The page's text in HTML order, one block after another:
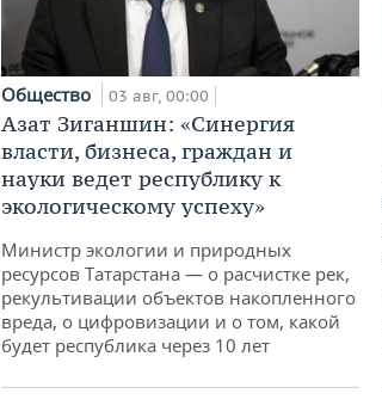
Общество 03 авг, 00:00
Азат Зиганшин: «Синергия
власти, бизнеса, граждан и
науки ведет республику к
экологическому успеху»
Министр экологии и природных
ресурсов Татарстана — о расчистке рек,
рекультивации объектов накопленного
вреда, о цифровизации и о том, какой
будет республика через 10 лет